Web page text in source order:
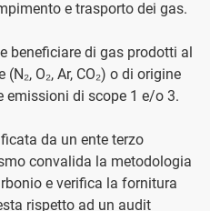
e trasporto dei gas.
beneficiare di gas prodotti al
O₂, Ar, CO₂) o di origine
emissioni di scope 1 e/o 3.
da un ente terzo
convalida la metodologia
e verifica la fornitura
rispetto ad un audit